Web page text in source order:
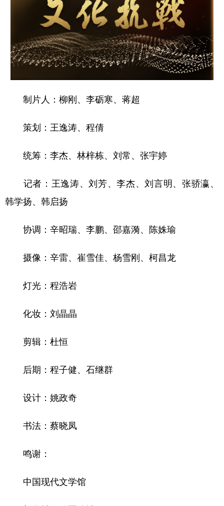
制片人：柳刚、李砺寒、蒋超
策划：王逸涛、程倩
统筹：李杰、林梓栋、刘常、张宇婷
记者：王逸涛、刘芳、李杰、刘言明、张骄瀛、
韩学扬、韩启扬
协调：辛昭瑞、李鹏、邵嘉漪、陈姝瑜
摄像：辛雷、崔雪佳、杨雪刚、柯昌龙
灯光：程浩岩
化妆：刘晶晶
剪辑：杜恒
后期：程子健、石继群
设计：姚政奇
书法：蔡晓凤
鸣谢：
中国现代文学馆